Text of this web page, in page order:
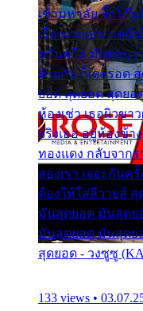
เข้ามหาลัย จิ๊กโก๊
เรื่องแน่นอน แต่ฉั
พรั่นพรือ มันตอบว่า
ด้วยกัน ก็เลยรอด
ยอด สุดยอด สุดย
ห้องเช่า เธอผิวขา
จริงเธอ อยู่ห้องข้า
ทองแดง กลับจาก
สองเรา เจอะกันค
ต้องให้ใส่ลีวายส์
มันสุดยอด มันสุดย
มันสุดยอด มันสุดย
สุดยอด - วงซูซู
133 views •